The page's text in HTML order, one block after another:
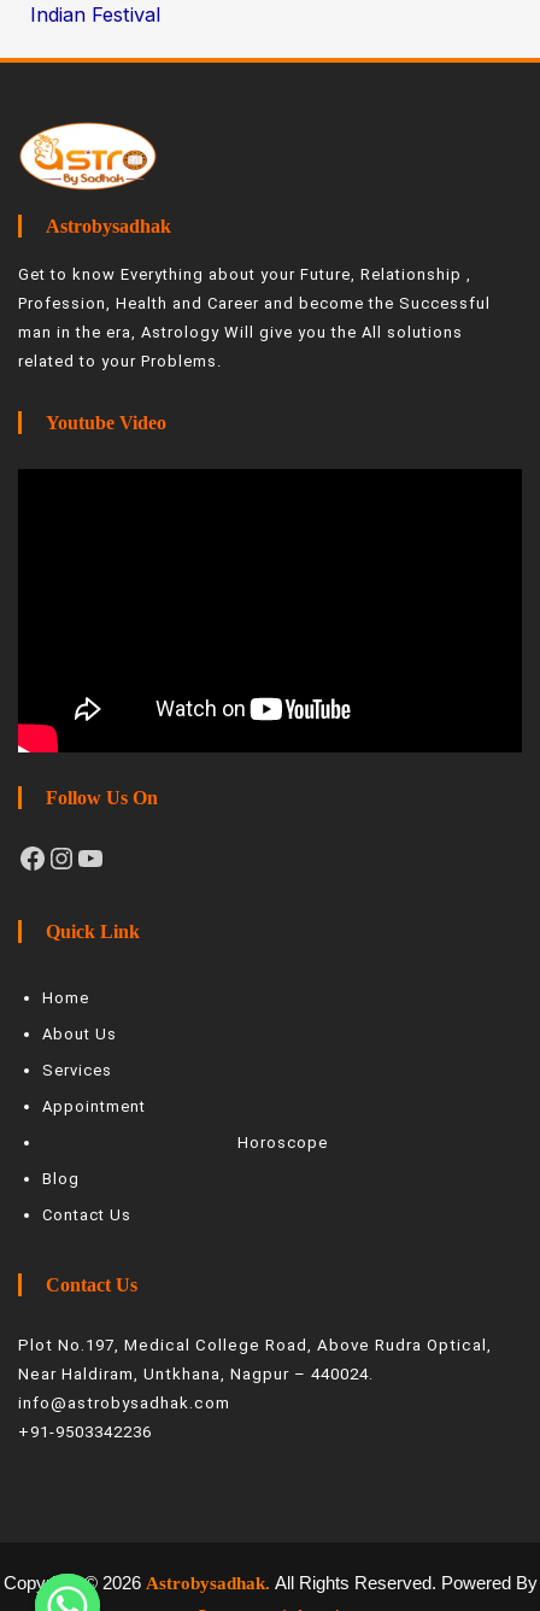
Indian Festival
Astrobysadhak
Get to know Everything about your Future, Relationship ,
Profession, Health and Career and become the Successful
man in the era, Astrology Will give you the All solutions
related to your Problems.
Youtube Video
Follow Us On
Facebook
Instagram
YouTube
Quick Link
Home
About Us
Services
Appointment
Horoscope
Blog
Contact Us
Contact Us
Plot No.197, Medical College Road, Above Rudra Optical,
Near Haldiram, Untkhana, Nagpur – 440024.
info@astrobysadhak.com
+91-9503342236
Copyright © 2026 Astrobysadhak. All Rights Reserved. Powered By